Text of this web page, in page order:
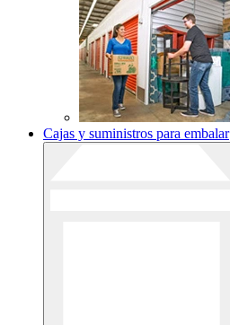
Cajas y suministros para embalar